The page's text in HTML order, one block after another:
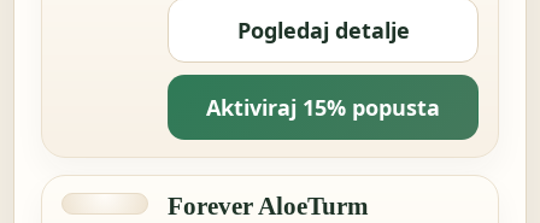
Pogledaj detalje
Aktiviraj 15% popusta
Forever AloeTurm